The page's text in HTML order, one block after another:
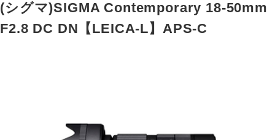
(シグマ)SIGMA Contemporary 18-50mm
F2.8 DC DN【LEICA-L】APS-C